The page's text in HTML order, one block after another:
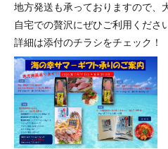
地方発送も承っておりますので、
自宅での贅沢にぜひご利用ください
詳細は添付のチラシをチェック！